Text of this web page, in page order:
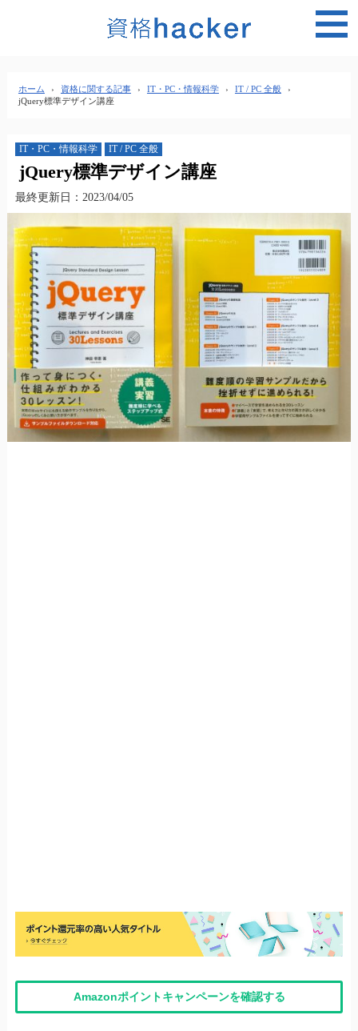
ホーム › 資格に関する記事 › IT・PC・情報科学 › IT / PC 全般
›
jQuery標準デザイン講座
IT・PC・情報科学 IT / PC 全般
jQuery標準デザイン講座
最終更新日：2023/04/05
Amazonポイントキャンペーンを確認する